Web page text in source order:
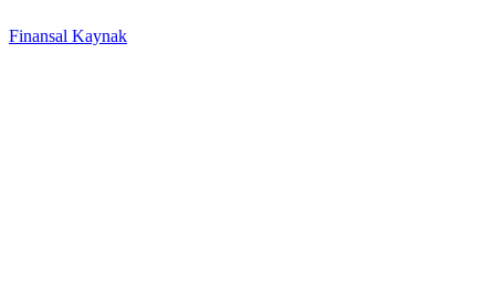
Finansal Kaynak